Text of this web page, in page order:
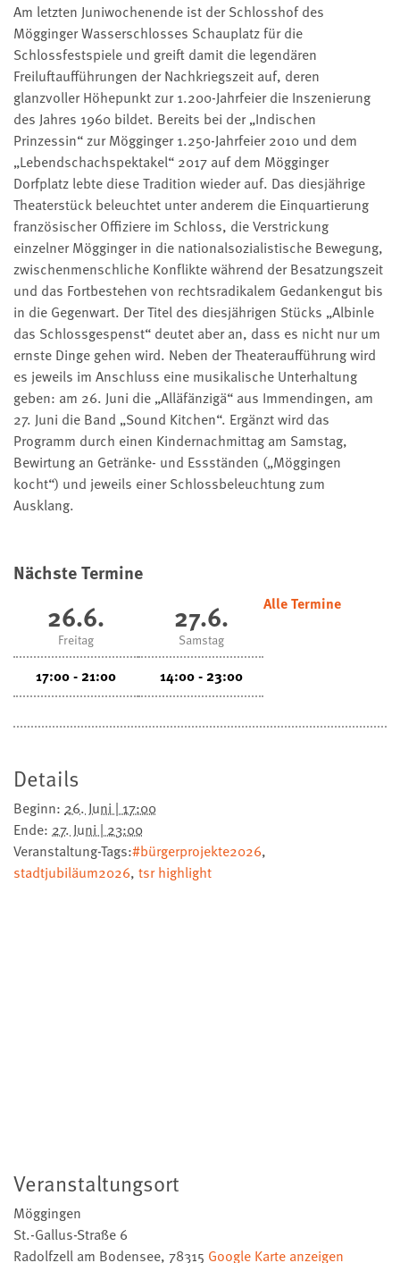
Am letzten Juniwochenende ist der Schlosshof des
Mögginger Wasserschlosses Schauplatz für die
Schlossfestspiele und greift damit die legendären
Freiluftaufführungen der Nachkriegszeit auf, deren
glanzvoller Höhepunkt zur 1.200-Jahrfeier die Inszenierung
des Jahres 1960 bildet. Bereits bei der „Indischen
Prinzessin“ zur Mögginger 1.250-Jahrfeier 2010 und dem
„Lebendschachspektakel“ 2017 auf dem Mögginger
Dorfplatz lebte diese Tradition wieder auf. Das diesjährige
Theaterstück beleuchtet unter anderem die Einquartierung
französischer Offiziere im Schloss, die Verstrickung
einzelner Mögginger in die nationalsozialistische Bewegung,
zwischenmenschliche Konflikte während der Besatzungszeit
und das Fortbestehen von rechtsradikalem Gedankengut bis
in die Gegenwart. Der Titel des diesjährigen Stücks „Albinle
das Schlossgespenst“ deutet aber an, dass es nicht nur um
ernste Dinge gehen wird. Neben der Theateraufführung wird
es jeweils im Anschluss eine musikalische Unterhaltung
geben: am 26. Juni die „Alläfänzigä“ aus Immendingen, am
27. Juni die Band „Sound Kitchen“. Ergänzt wird das
Programm durch einen Kindernachmittag am Samstag,
Bewirtung an Getränke- und Essständen („Möggingen
kocht“) und jeweils einer Schlossbeleuchtung zum
Ausklang.
Nächste Termine
26.6.
Freitag
17:00 - 21:00
27.6.
Samstag
14:00 - 23:00
Alle Termine
Details
Beginn: 26. Juni | 17:00
Ende: 27. Juni | 23:00
Veranstaltung-Tags:#bürgerprojekte2026,
stadtjubiläum2026, tsr highlight
Veranstaltungsort
Möggingen
St.-Gallus-Straße 6
Radolfzell am Bodensee, 78315 Google Karte anzeigen